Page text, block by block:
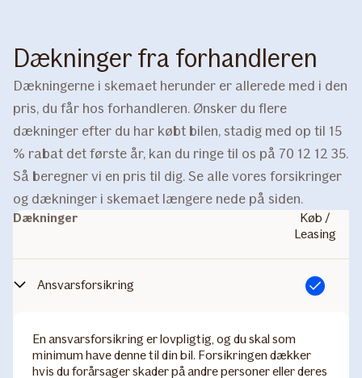
Dækninger fra forhandleren
Dækningerne i skemaet herunder er allerede med i den
pris, du får hos forhandleren. Ønsker du flere
dækninger efter du har købt bilen, stadig med op til 15
% rabat det første år, kan du ringe til os på 70 12 12 35.
Så beregner vi en pris til dig. Se alle vores forsikringer
og dækninger i skemaet længere nede på siden.
Dækninger
Køb /
Leasing
Ansvarsforsikring Inkluderet
​En ansvarsforsikring er lovpligtig, og du skal som
minimum have denne til din bil. Forsikringen dækker
hvis du forårsager skader på andre personer eller deres